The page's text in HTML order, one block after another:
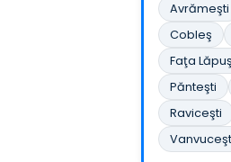
Avrămeşti
Cobleş
Faţa
Pănteşti
Raviceşti